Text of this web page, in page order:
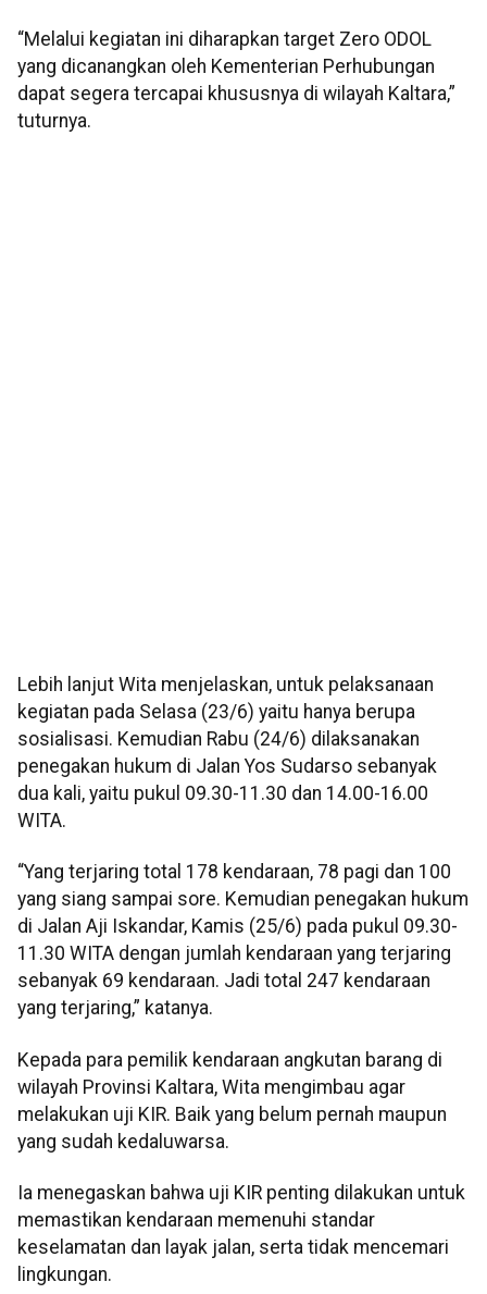
“Melalui kegiatan ini diharapkan target Zero ODOL
yang dicanangkan oleh Kementerian Perhubungan
dapat segera tercapai khususnya di wilayah Kaltara,”
tuturnya.
‎Lebih lanjut Wita menjelaskan, untuk pelaksanaan
kegiatan pada Selasa (23/6) yaitu hanya berupa
sosialisasi. Kemudian Rabu (24/6) dilaksanakan
penegakan hukum di Jalan Yos Sudarso sebanyak
dua kali, yaitu pukul 09.30-11.30 dan 14.00-16.00
WITA.
“Yang terjaring total 178 kendaraan, 78 pagi dan 100
yang siang sampai sore. Kemudian penegakan hukum
di Jalan Aji Iskandar, Kamis (25/6) pada pukul 09.30-
11.30 WITA dengan jumlah kendaraan yang terjaring
sebanyak 69 kendaraan. Jadi total 247 kendaraan
yang terjaring,” katanya.
Kepada para pemilik kendaraan angkutan barang di
wilayah Provinsi Kaltara, Wita mengimbau agar
melakukan uji KIR. Baik yang belum pernah maupun
yang sudah kedaluwarsa.
Ia menegaskan bahwa uji KIR penting dilakukan untuk
memastikan kendaraan memenuhi standar
keselamatan dan layak jalan, serta tidak mencemari
lingkungan.